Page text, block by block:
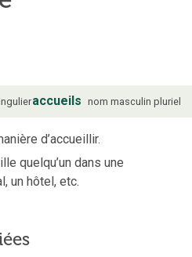
accueils nom masculin pluriel
d’accueillir.
quelqu’un dans une
un hôtel, etc.